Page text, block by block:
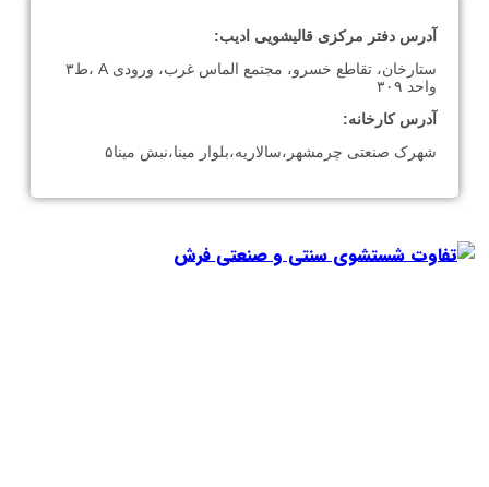
آدرس دفتر مرکزی قالیشویی ادیب:
ستارخان، تقاطع خسرو، مجتمع الماس غرب، ورودی A ،ط۳
واحد ۳۰۹
آدرس کارخانه:
شهرک صنعتی چرمشهر،سالاریه،بلوار مینا،نبش مینا۵